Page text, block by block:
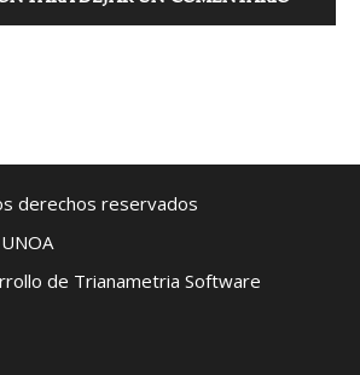
derechos reservados
de Trianametria Software